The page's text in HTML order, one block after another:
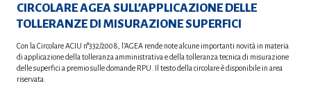
CIRCOLARE AGEA SULL’APPLICAZIONE DELLE
TOLLERANZE DI MISURAZIONE SUPERFICI
Con la Circolare ACIU n°332/2008, l’AGEA rende note alcune importanti novità in materia
di applicazione della tolleranza amministrativa e della tolleranza tecnica di misurazione
delle superfici a premio sulle domande RPU. Il testo della circolare è disponibile in area
riservata.